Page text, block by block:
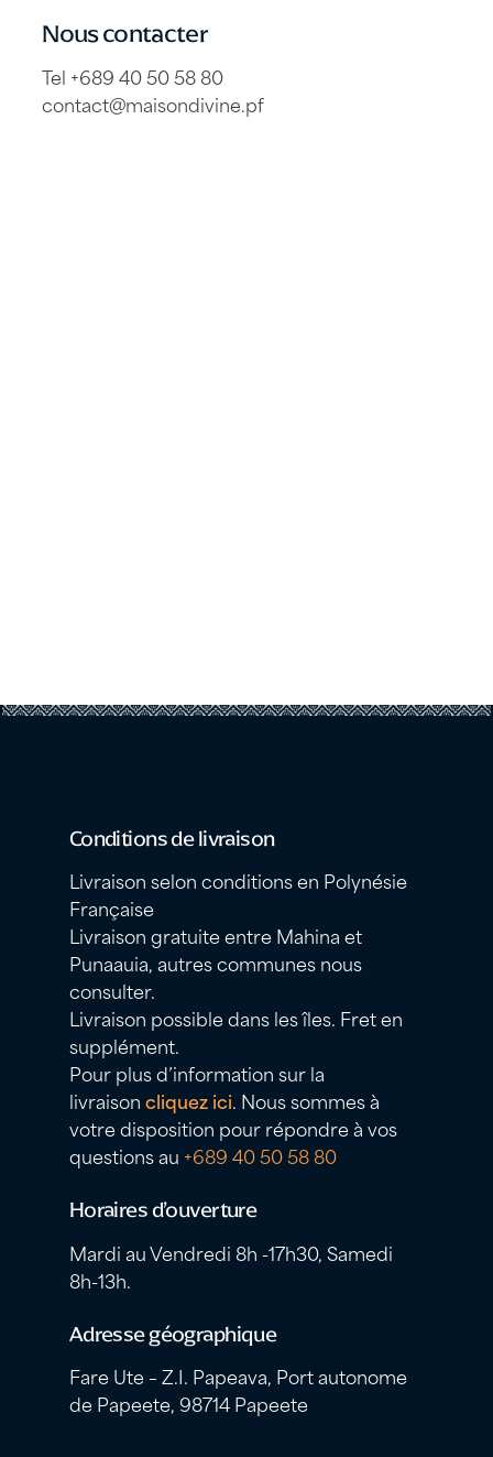
Nous contacter
Tel +689 40 50 58 80
contact@maisondivine.pf
Conditions de livraison
Livraison selon conditions en Polynésie
Française
Livraison gratuite entre Mahina et
Punaauia, autres communes nous
consulter.
Livraison possible dans les îles. Fret en
supplément.
Pour plus d’information sur la
livraisoncliquez ici. Nous sommes à
votre disposition pour répondre à vos
questions au +689 40 50 58 80
Horaires d’ouverture
Mardi au Vendredi 8h -17h30, Samedi
8h-13h.
Adresse géographique
Fare Ute – Z.I. Papeava, Port autonome
de Papeete, 98714 Papeete